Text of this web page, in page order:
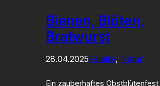
Bienen, Blüten,
Bratwurst
28.04.2025Familie, Natur
Ein zauberhaftes Obstblütenfest